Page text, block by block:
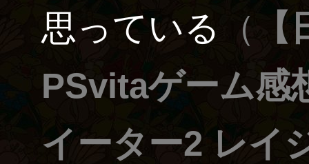
思っている
（
PSvitaゲーム
イーター2 レイ